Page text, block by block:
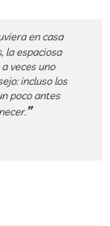
en casa
la espaciosa
veces uno
incluso los
poco antes